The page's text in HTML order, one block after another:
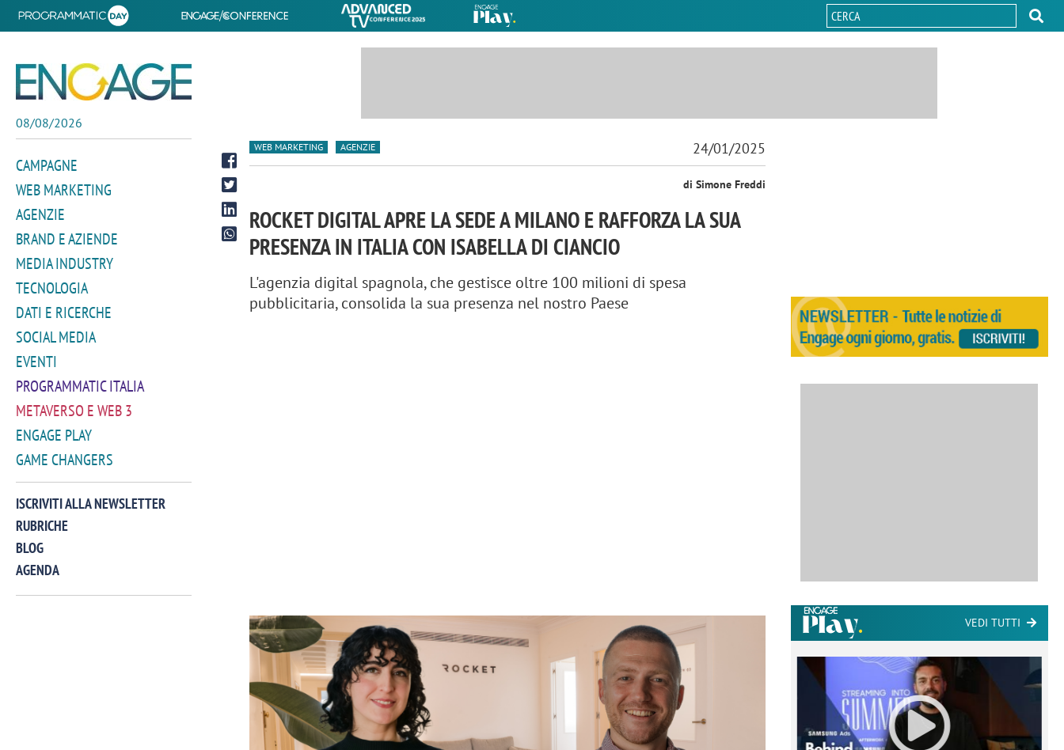
08/08/2026
CAMPAGNE
WEB MARKETING
AGENZIE
BRAND E AZIENDE
MEDIA INDUSTRY
TECNOLOGIA
DATI E RICERCHE
SOCIAL MEDIA
EVENTI
PROGRAMMATIC ITALIA
METAVERSO E WEB 3
ENGAGE PLAY
GAME CHANGERS
ISCRIVITI ALLA NEWSLETTER
RUBRICHE
BLOG
AGENDA
WEB MARKETING AGENZIE 24/01/2025
di Simone Freddi
ROCKET DIGITAL APRE LA SEDE A MILANO E RAFFORZA LA SUA
PRESENZA IN ITALIA CON ISABELLA DI CIANCIO
L'agenzia digital spagnola, che gestisce oltre 100 milioni di spesa
pubblicitaria, consolida la sua presenza nel nostro Paese
VEDI TUTTI